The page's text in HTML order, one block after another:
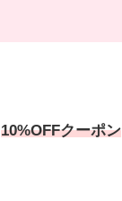
10%OFFクーポン